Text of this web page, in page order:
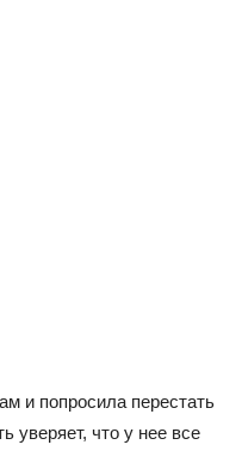
и попросила перестать
уверяет, что у нее все